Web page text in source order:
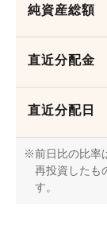
採用情報
純資産総額
直近分配金
直近分配日
前日比の比率
再投資したも
す。